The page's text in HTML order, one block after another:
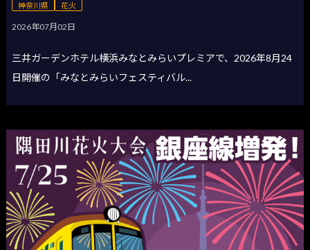
神奈川県 花火
2026年07月02日
三井ガーデンホテル横浜みなとみらいプレミアで、2026年8月24
日開催の「みなとみらいフェスティバル...